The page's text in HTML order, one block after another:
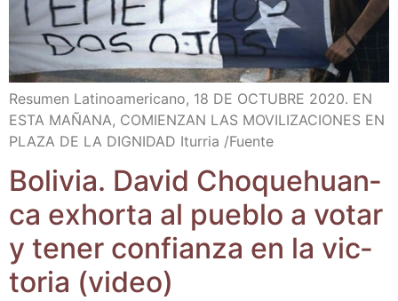
Resu­men Lati­no­ame­ri­cano, 18 DE OCTUBRE 2020. EN
ESTA MAÑANA, COMIENZAN LAS MOVILIZACIONES EN
PLAZA DE LA DIGNIDAD Itu­rria /​Fuen­te
Boli­via. David Cho­quehuan­
ca exhor­ta al pue­blo a votar
y tener con­fian­za en la vic­
to­ria (video)